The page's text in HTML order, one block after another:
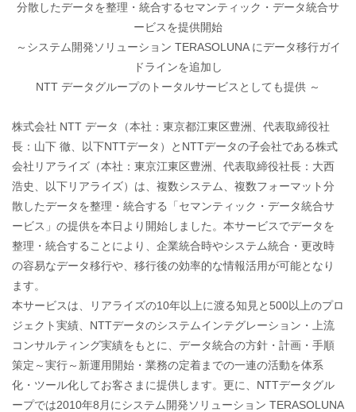
分散したデータを整理・統合するセマンティック・データ統合サ
ービスを提供開始
～システム開発ソリューション TERASOLUNA にデータ移行ガイ
ドラインを追加し
NTT データグループのトータルサービスとしても提供 ～
株式会社 NTT データ（本社：東京都江東区豊洲、代表取締役社
長：山下 徹、以下NTTデータ）とNTTデータの子会社である株式
会社リアライズ（本社：東京江東区豊洲、代表取締役社長：大西
浩史、以下リアライズ）は、複数システム、複数フォーマット分
散したデータを整理・統合する「セマンティック・データ統合サ
ービス」の提供を本日より開始しました。本サービスでデータを
整理・統合することにより、企業統合時やシステム統合・更改時
の容易なデータ移行や、移行後の効率的な情報活用が可能となり
ます。
本サービスは、リアライズの10年以上に渡る知見と500以上のプロ
ジェクト実績、NTTデータのシステムインテグレーション・上流
コンサルティング実績をもとに、データ統合の方針・計画・手順
策定～実行～新運用開始・業務の定着までの一連の活動を体系
化・ツール化してお客さまに提供します。更に、NTTデータグル
ープでは2010年8月にシステム開発ソリューション TERASOLUNA